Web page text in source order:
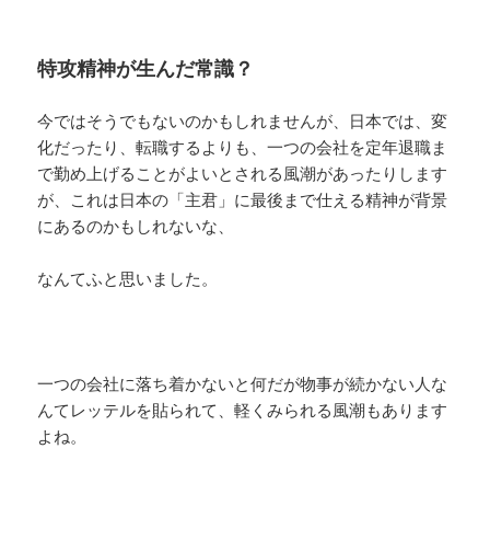
特攻精神が生んだ常識？
今ではそうでもないのかもしれませんが、日本では、変
化だったり、転職するよりも、一つの会社を定年退職ま
で勤め上げることがよいとされる風潮があったりします
が、これは日本の「主君」に最後まで仕える精神が背景
にあるのかもしれないな、
なんてふと思いました。
一つの会社に落ち着かないと何だが物事が続かない人な
んてレッテルを貼られて、軽くみられる風潮もあります
よね。